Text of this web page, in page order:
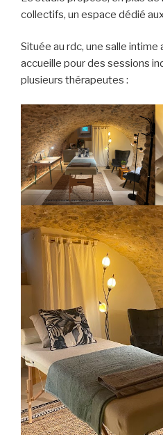
collectifs, un espace dédié
Située au rdc, une salle
accueille pour des sessions
plusieurs thérapeutes :